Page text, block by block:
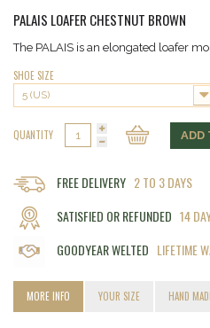
PALAIS LOAFER CHESTNUT BROWN
The PALAIS is an elongated loafer
SHOE SIZE
5 (US)
QUANTITY ADD
FREE DELIVERY 2 TO 3 DAYS
SATISFIED OR REFUNDED 14
GOODYEAR WELTED LIFETIME
MORE INFO YOUR SIZE HAND